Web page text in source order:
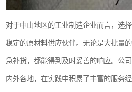
对于中山地区的工业制造企业而言，选
稳定的原材料供应伙伴。无论是大批量
急补货，都能得到及时妥善的响应。公
内外各地，在实践中积累了丰富的服务